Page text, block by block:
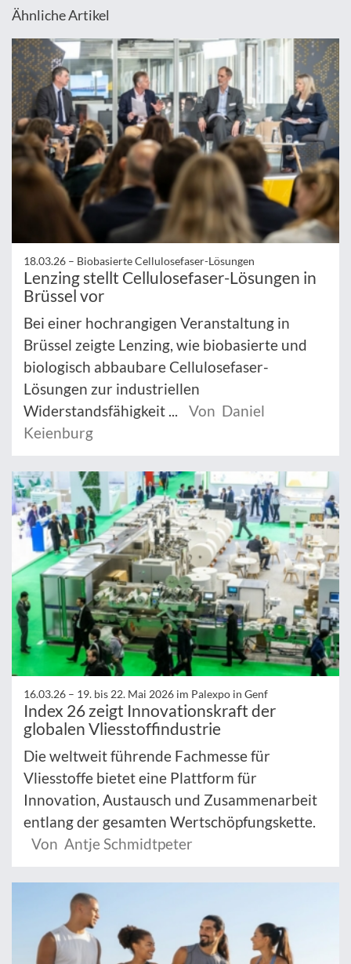
Ähnliche Artikel
18.03.26 – Biobasierte Cellulosefaser-Lösungen
Lenzing stellt Cellulosefaser-Lösungen in
Brüssel vor
Bei einer hochrangigen Veranstaltung in
Brüssel zeigte Lenzing, wie biobasierte und
biologisch abbaubare Cellulosefaser-
Lösungen zur industriellen
Widerstandsfähigkeit ...
Von Daniel
Keienburg
16.03.26 – 19. bis 22. Mai 2026 im Palexpo in Genf
Index 26 zeigt Innovationskraft der
globalen Vliesstoffindustrie
Die weltweit führende Fachmesse für
Vliesstoffe bietet eine Plattform für
Innovation, Austausch und Zusammenarbeit
entlang der gesamten Wertschöpfungskette.
Von Antje Schmidtpeter